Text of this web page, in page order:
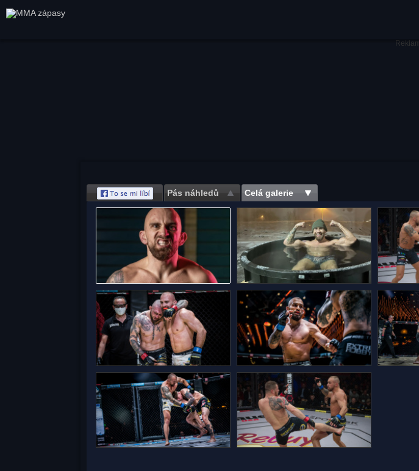
Pás náhledů Celá galerie